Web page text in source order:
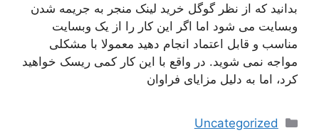
بدانید که از نظر گوگل خرید لینک منجر به جریمه شدن
وبسایت می شود اما اگر این کار را از یک وبسایت
مناسب و قابل اعتماد انجام دهید معمولا با مشکلی
مواجه نمی شوید. در واقع با این کار کمی ریسک خواهید
کرد، اما به دلیل مزایای فراوان
دسته‌ها
Uncategorized